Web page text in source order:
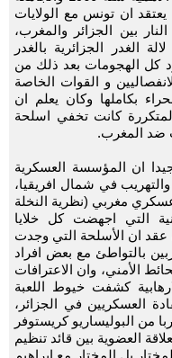
كان يعتقد ان تونس مع الولايات
بين الجزائر والمغرب،
الغدر الجزائرية بالغدر
كل الهجومات بعد ذلك من
و القوات الخاصة
بكاملها وكان يعلم ان
كانت تخفي اسلحة
ضد المغرب.
تعلم جيدا ان المؤسسة العسكرية
والتهريب في شمال افريقيا،
عسكري مغربي (نظرية النخلة
التي اجهضت كل خلايا
عقد ان الأسلحة التي وجدت
بالتواطئ مع بعض افراد
الأمني، وان الاعترافات
كشفت خيوط اللعبة
العسكريين في الجزائر،
من البوليساريو كريستوفر
العضوية بين قائد تنظيم
بل المختار مع ابراهيم